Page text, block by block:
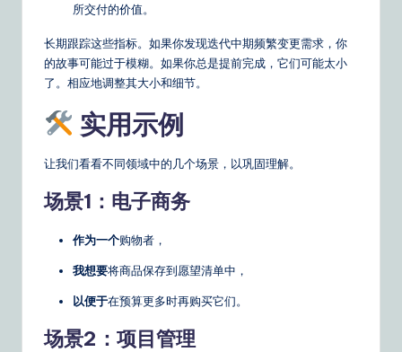
所交付的价值。
长期跟踪这些指标。如果你发现迭代中期频繁变更需求，你
的故事可能过于模糊。如果你总是提前完成，它们可能太小
了。相应地调整其大小和细节。
实用示例
让我们看看不同领域中的几个场景，以巩固理解。
场景1：电子商务
作为一个购物者，
我想要将商品保存到愿望清单中，
以便于在预算更多时再购买它们。
场景2：项目管理